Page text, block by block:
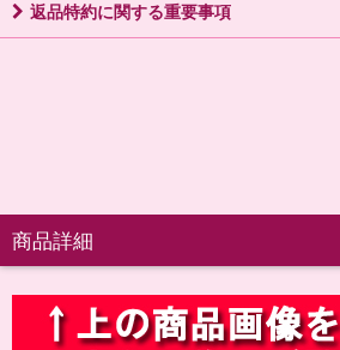
返品特約に関する重要事項
商品詳細